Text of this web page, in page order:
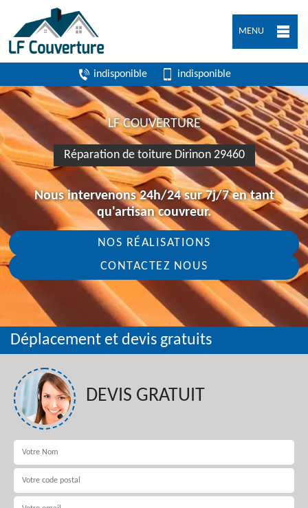
MENU
indisponible indisponible
LF COUVERTURE
Réparation de toiture Dirinon 29460
Nous intervenons 24h/24 sur 7j/7 en tant
qu'artisan couvreur.
NOS RÉALISATIONS
CONTACTEZ NOUS
Déplacement et devis gratuits
DEVIS GRATUIT